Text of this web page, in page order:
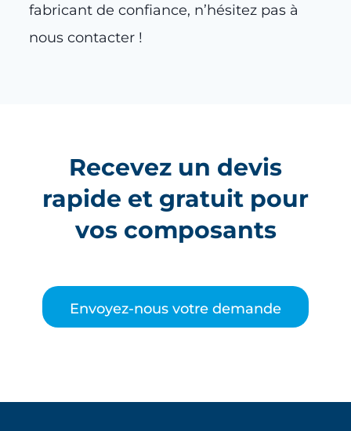
fabricant de confiance, n’hésitez pas à
nous contacter !
Recevez un devis
rapide et gratuit pour
vos composants
Envoyez-nous votre demande